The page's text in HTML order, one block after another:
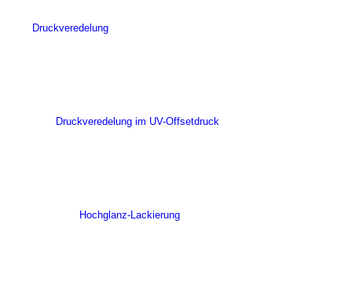
Druckveredelung
Druckveredelung im UV-Offsetdruck
Hochglanz-Lackierung